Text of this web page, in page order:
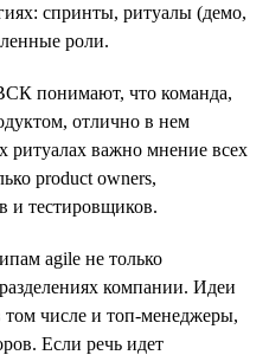
спринты, ритуалы (демо,
роли.
понимают, что команда,
отлично в нем
ритуалах важно мнение всех
product owners,
и тестировщиков.
agile не только
компании. Идеи
том числе и топ-менеджеры,
Если речь идет